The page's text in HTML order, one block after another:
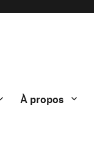
À propos